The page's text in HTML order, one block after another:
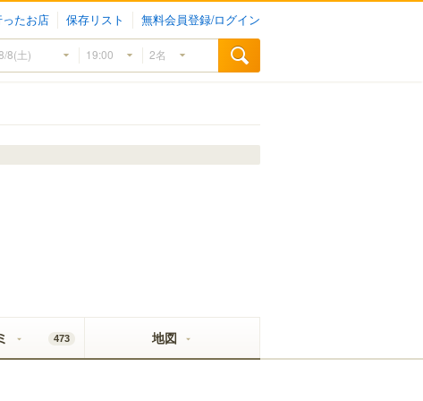
ったお店 保存リスト 無料会員登録/ログイン
473 地図